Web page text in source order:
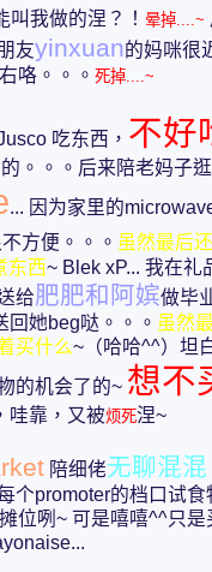
叫我做的涅？！ 晕掉....~
友yinxuan的妈咪很
咯。。。 死掉....~
吃东西， 不好
。。。后来陪老妈子
... 因为家里的
方便。。。 虽然最后
东西~ Blek xP... 我在礼
给肥肥和阿嫔做毕
回她beg哒。。。 虽然
买什么~（哈哈^^）坦
的机会了的~ 想不
哇靠，又被烦死涅~
陪细佬无聊混混
个promoter的档口试食
位咧~ 可是嘻嘻^^只是